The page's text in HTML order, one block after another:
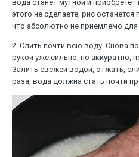
вода станет мутной и
этого не сделаете, рис
что абсолютно не приемлемо
2. Слить почти всю воду. Снова
рукой уже сильно, но аккуратно,
Залить свежей водой, отжать,
раза, вода должна стать почти